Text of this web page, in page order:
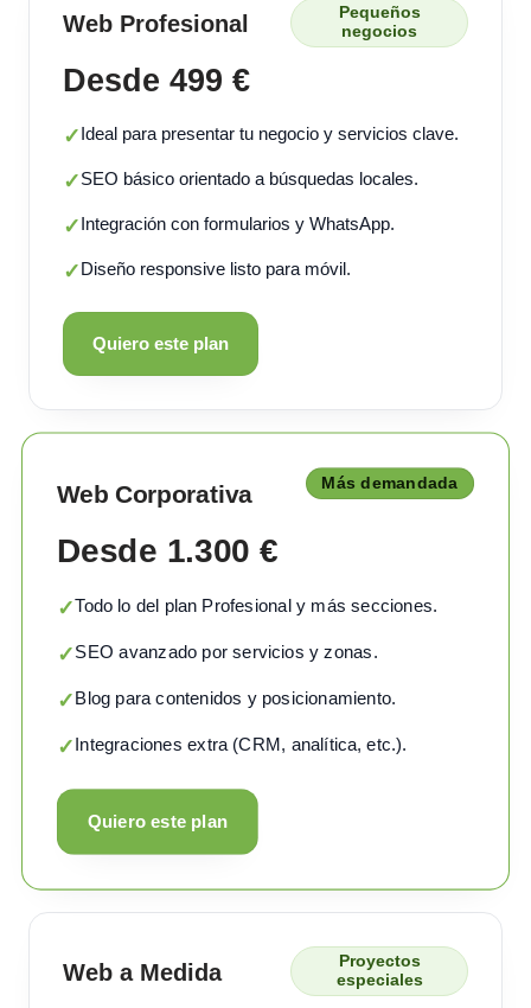
Web Profesional
Pequeños
negocios
Desde 499 €
✓Ideal para presentar tu negocio y servicios clave.
✓SEO básico orientado a búsquedas locales.
✓Integración con formularios y WhatsApp.
✓Diseño responsive listo para móvil.
Quiero este plan
Web Corporativa Más demandada
Desde 1.300 €
✓Todo lo del plan Profesional y más secciones.
✓SEO avanzado por servicios y zonas.
✓Blog para contenidos y posicionamiento.
✓Integraciones extra (CRM, analítica, etc.).
Quiero este plan
Web a Medida
Proyectos
especiales